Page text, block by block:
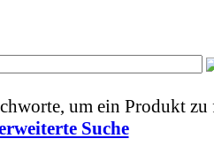
um ein Produkt zu
Suche